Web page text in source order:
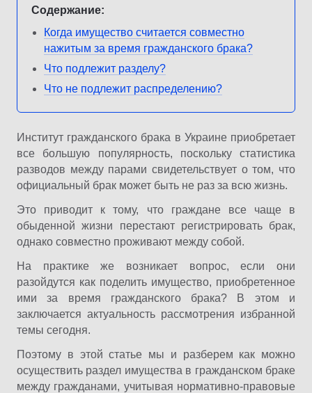
Содержание:
Когда имущество считается совместно
нажитым за время гражданского брака?
Что подлежит разделу?
Что не подлежит распределению?
Институт гражданского брака в Украине приобретает
все большую популярность, поскольку статистика
разводов между парами свидетельствует о том, что
официальный брак может быть не раз за всю жизнь.
Это приводит к тому, что граждане все чаще в
обыденной жизни перестают регистрировать брак,
однако совместно проживают между собой.
На практике же возникает вопрос, если они
разойдутся как поделить имущество, приобретенное
ими за время гражданского брака? В этом и
заключается актуальность рассмотрения избранной
темы сегодня.
Поэтому в этой статье мы и разберем как можно
осуществить раздел имущества в гражданском браке
между гражданами, учитывая нормативно-правовые